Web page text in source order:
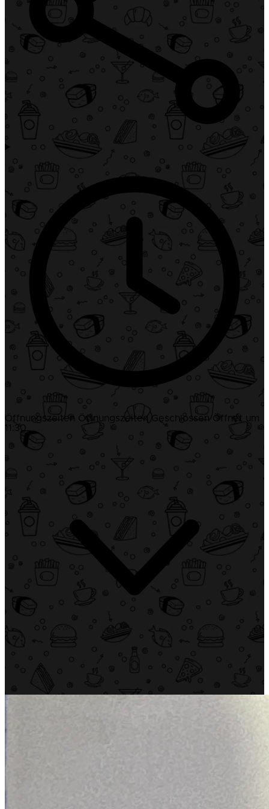
Öffnungszeiten Öffnungszeiten Geschlossen Öffnet um
11:30